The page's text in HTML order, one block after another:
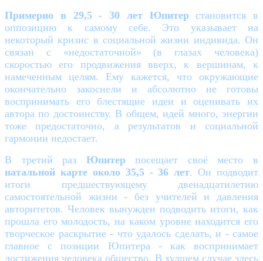
Примерно в 29,5 - 30 лет Юпитерстановится в
оппозицию к самому себе. Это указывает на
некоторый кризис в социальной жизни индивида. Он
связан с «недостаточной» (в глазах человека)
скоростью его продвижения вверх, к вершинам, к
намеченным целям. Ему кажется, что окружающие
окончательно закоснели и абсолютно не готовы
воспринимать его блестящие идеи и оценивать их
автора по достоинству. В общем, идей много, энергии
тоже предостаточно, а результатов и социальной
гармонии недостает.
В третий раз Юпитерпосещает своё место в
натальной карте около 35,5 - 36 лет. Он подводит
итоги предшествующему двенадцатилетию
самостоятельной жизни - без учителей и давления
авторитетов. Человек вынужден подводить итоги, как
прошла его молодость, на каком уровне находится его
творческое раскрытие - что удалось сделать, и - самое
главное с позиции Юпитера - как воспринимает
достижения человека общество. В худшем случае здесь